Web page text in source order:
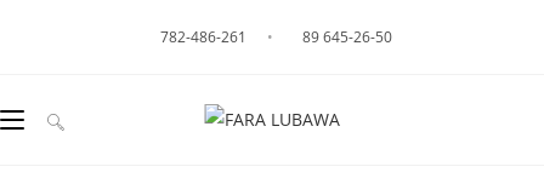
782-486-261 • 89 645-26-50